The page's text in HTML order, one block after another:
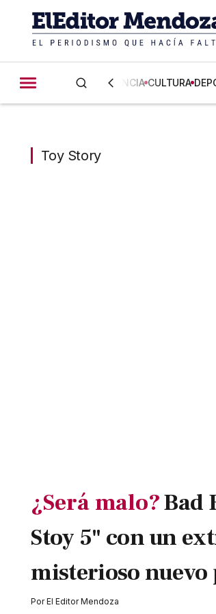
CIENCIA CULTURA
Toy Story
¿Será malo?Bad
Stoy 5" con un
misterioso nuevo
PorEl Editor Mendoza